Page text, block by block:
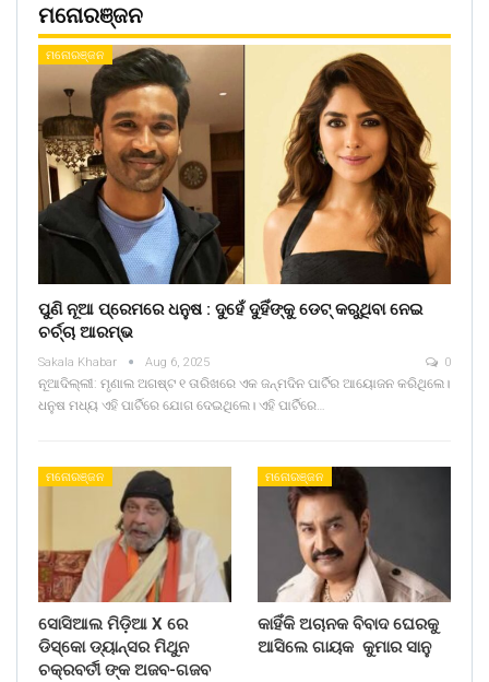
ମନୋରଞ୍ଜନ
ମନୋରଞ୍ଜନ
ପୁଣି ନୂଆ ପ୍ରେମରେ ଧନୁଷ : ଦୁହେଁ ଦୁହିଁଙ୍କୁ ଡେଟ୍ କରୁଥିବା ନେଇ
ଚର୍ଚ୍ଚା ଆରମ୍ଭ
Sakala Khabar Aug 6, 2025 0
ନୂଆଦିଲ୍ଲୀ: ମୃଣାଲ ଅଗଷ୍ଟ ୧ ତାରିଖରେ ଏକ ଜନ୍ମଦିନ ପାର୍ଟିର ଆୟୋଜନ କରିଥିଲେ।
ଧନୁଷ ମଧ୍ୟ ଏହି ପାର୍ଟିରେ ଯୋଗ ଦେଇଥିଲେ। ଏହି ପାର୍ଟିରେ…
ମନୋରଞ୍ଜନ
ସୋସିଆଲ ମିଡ଼ିଆ X ରେ
ଡିସ୍କୋ ଡ୍ୟାନ୍ସର ମିଥୁନ
ଚକ୍ରବର୍ତୀ ଙ୍କ ଅଜବ-ଗଜବ
ମନୋରଞ୍ଜନ
କାହିଁକି ଅଚାନକ ବିବାଦ ଘେରକୁ
ଆସିଲେ ଗାୟକ କୁମାର ସାନୁ